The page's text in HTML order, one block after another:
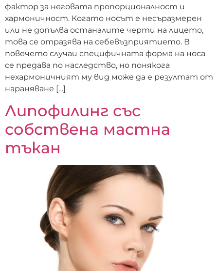
фактор за неговата пропорционалност и
хармоничност. Когато носът е несъразмерен
или не допълва останалите черти на лицето,
това се отразява на себевъзприятието. В
повечето случаи специфичната форма на носа
се предава по наследство, но понякога
нехармоничният му вид може да е резултат от
нараняване […]
Липофилинг със
собствена мастна
тъкан